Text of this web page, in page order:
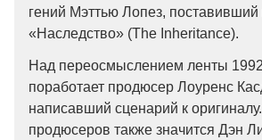
гений Мэттью Лопез, поставивший
«Наследство» (The Inheritance).
Над переосмыслением ленты
поработает продюсер Лоуренс
написавший сценарий к
продюсеров также значится Дэн